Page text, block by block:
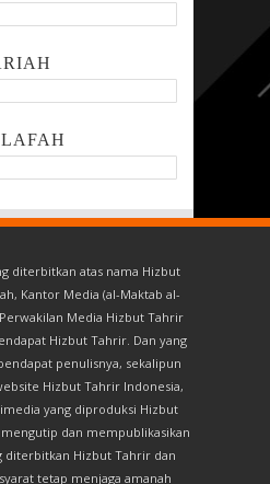
diterbitkan atas nama Hizbut
Kantor Media (al-Maktab al-
Media Hizbut Tahrir
Hizbut Tahrir. Dan yang
penulisnya, sekalipun
Hizbut Tahrir Indonesia,
yang diproduksi Hizbut
dan mempublikasikan
diterbitkan Hizbut Tahrir dan
tetap menjaga amanah